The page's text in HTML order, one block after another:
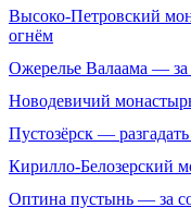
Высоко‑Петровский
огнём
Ожерелье Валаама — за
Новодевичий
Пустозёрск —
Кирилло-Белозерский
Оптина пустынь — за